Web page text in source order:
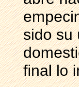
sido su
final lo